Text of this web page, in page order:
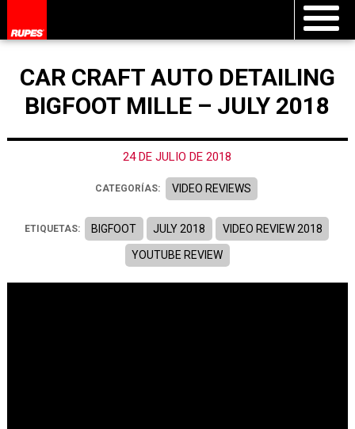
CAR CRAFT AUTO DETAILING
BIGFOOT MILLE – JULY 2018
24 DE JULIO DE 2018
CATEGORÍAS: VIDEO REVIEWS
ETIQUETAS: BIGFOOT JULY 2018 VIDEO REVIEW 2018
YOUTUBE REVIEW